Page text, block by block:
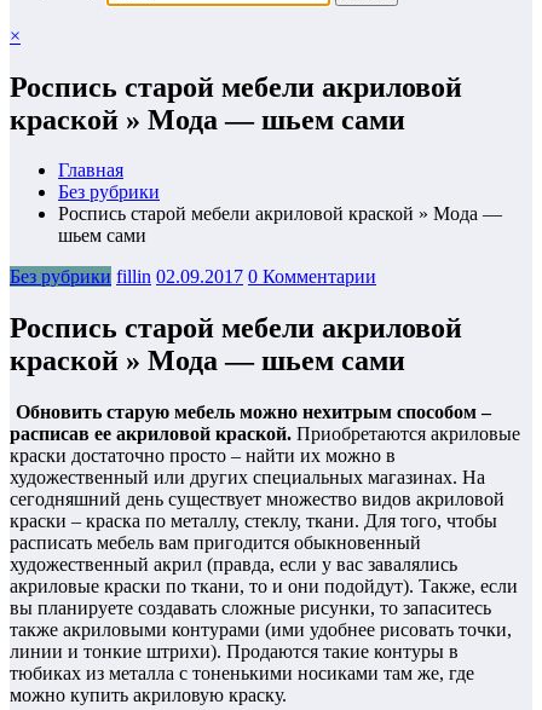
×
Роспись старой мебели акриловой
краской » Мода — шьем сами
Главная
Без рубрики
Роспись старой мебели акриловой краской » Мода —
шьем сами
Без рубрики fillin 02.09.2017 0 Комментарии
Роспись старой мебели акриловой
краской » Мода — шьем сами
Обновить старую мебель можно нехитрым способом –
расписав ее акриловой краской. Приобретаются акриловые
краски достаточно просто – найти их можно в
художественный или других специальных магазинах. На
сегодняшний день существует множество видов акриловой
краски – краска по металлу, стеклу, ткани. Для того, чтобы
расписать мебель вам пригодится обыкновенный
художественный акрил (правда, если у вас завалялись
акриловые краски по ткани, то и они подойдут). Также, если
вы планируете создавать сложные рисунки, то запаситесь
также акриловыми контурами (ими удобнее рисовать точки,
линии и тонкие штрихи). Продаются такие контуры в
тюбиках из металла с тоненькими носиками там же, где
можно купить акриловую краску.